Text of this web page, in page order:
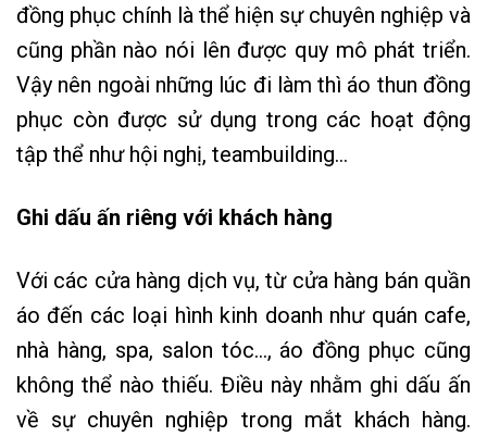
đồng phục chính là thể hiện sự chuyên nghiệp và
cũng phần nào nói lên được quy mô phát triển.
Vậy nên ngoài những lúc đi làm thì áo thun đồng
phục còn được sử dụng trong các hoạt động
tập thể như hội nghị, teambuilding…
Ghi dấu ấn riêng với khách hàng
Với các cửa hàng dịch vụ, từ cửa hàng bán quần
áo đến các loại hình kinh doanh như quán cafe,
nhà hàng, spa, salon tóc…, áo đồng phục cũng
không thể nào thiếu. Điều này nhằm ghi dấu ấn
về sự chuyên nghiệp trong mắt khách hàng.